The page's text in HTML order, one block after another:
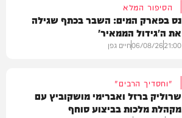
הסיפור המלא
נס בפארק המים: השבר בכתף שגילה
את ה'גידול הממאיר'
21:00
06/08/26חיים גפן
"וחסדיך הרבים"
שרוליק ברזל ואברימי מושקוביץ עם
מקהלת מלכות בביצוע סוחף